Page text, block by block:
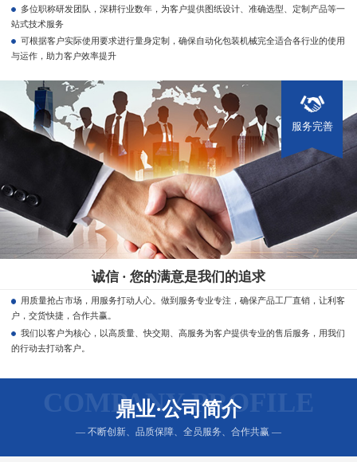
多位职称研发团队，深耕行业数年，为客户提供图纸设计、准确选型、定制产品等一
站式技术服务
可根据客户实际使用要求进行量身定制，确保自动化包装机械完全适合各行业的使用
与运作，助力客户效率提升
服务完善
诚信 · 您的满意是我们的追求
用质量抢占市场，用服务打动人心。做到服务专业专注，确保产品工厂直销，让利客
户，交货快捷，合作共赢。
我们以客户为核心，以高质量、快交期、高服务为客户提供专业的售后服务，用我们
的行动去打动客户。
COMPANY PROFILE
鼎业·公司简介
— 不断创新、品质保障、全员服务、合作共赢 —